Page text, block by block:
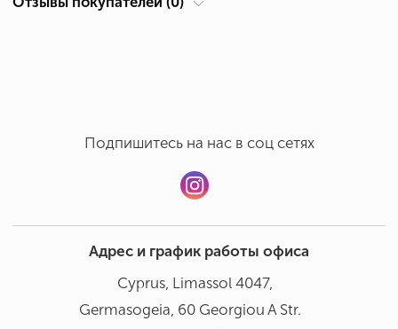
Суб.: 10:00 - 18:00
Подпишитесь на нас в соц сетях
Адрес и график работы офиса
Cyprus, Limassol 4047,
Germasogeia, 60 Georgiou A Str.